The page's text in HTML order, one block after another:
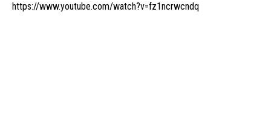
https://www.youtube.com/watch?v=fz1ncrwcndq